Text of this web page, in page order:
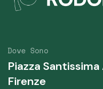
Dove Sono
Piazza
Firenze